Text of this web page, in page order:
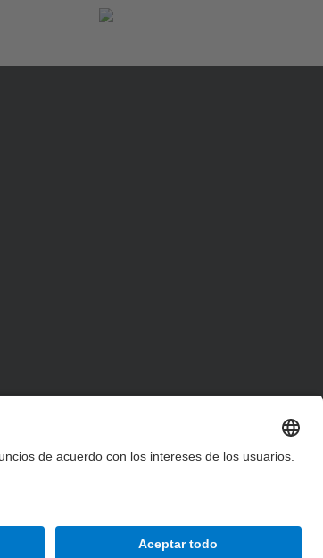
Configuración de privacidad